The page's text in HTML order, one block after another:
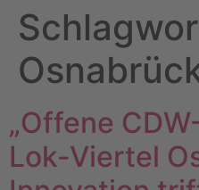
„Offene
Lok-Viertel